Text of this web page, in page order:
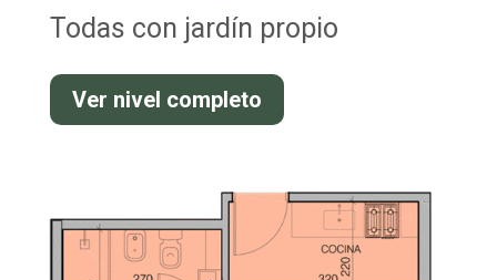
Todas con jardín propio
Ver nivel completo